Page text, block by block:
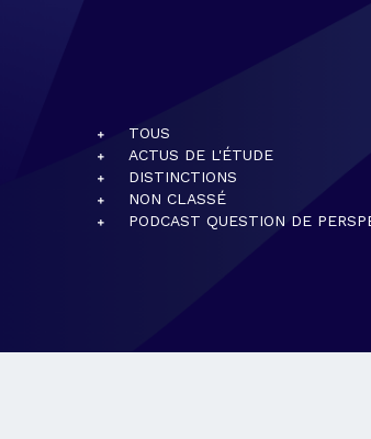
TOUS
ACTUS DE L'ÉTUDE
DISTINCTIONS
NON CLASSÉ
PODCAST QUESTION DE